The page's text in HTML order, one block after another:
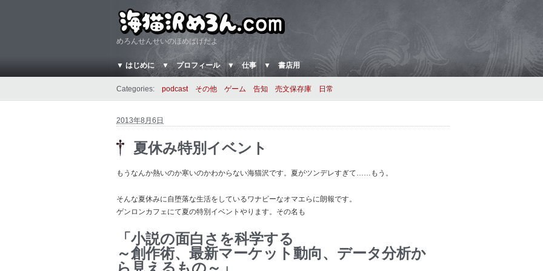
めろんせんせいのほめぱげだよ
▼ はじめに ▼ プロフィール ▼ 仕事 ▼ 書店用
Categories: podcast その他 ゲーム 告知 売文保存庫 日常
2013年8月6日
夏休み特別イベント
もうなんか熱いのか寒いのかわからない海猫沢です。夏がツンデレすぎて……もう。
そんな夏休みに自堕落な生活をしているワナビーなオマエらに朗報です。
ゲンロンカフェにて夏の特別イベントやります。その名も
「小説の面白さを科学する
～創作術、最新マーケット動向、データ分析か
ら見えるもの～」